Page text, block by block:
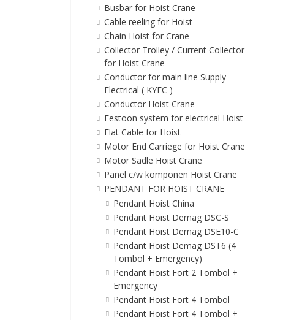
Busbar for Hoist Crane
Cable reeling for Hoist
Chain Hoist for Crane
Collector Trolley / Current Collector
for Hoist Crane
Conductor for main line Supply
Electrical ( KYEC )
Conductor Hoist Crane
Festoon system for electrical Hoist
Flat Cable for Hoist
Motor End Carriege for Hoist Crane
Motor Sadle Hoist Crane
Panel c/w komponen Hoist Crane
PENDANT FOR HOIST CRANE
Pendant Hoist China
Pendant Hoist Demag DSC-S
Pendant Hoist Demag DSE10-C
Pendant Hoist Demag DST6 (4
Tombol + Emergency)
Pendant Hoist Fort 2 Tombol +
Emergency
Pendant Hoist Fort 4 Tombol
Pendant Hoist Fort 4 Tombol +